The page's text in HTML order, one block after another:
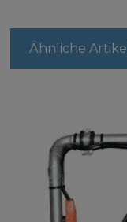
Ähnliche Artikel